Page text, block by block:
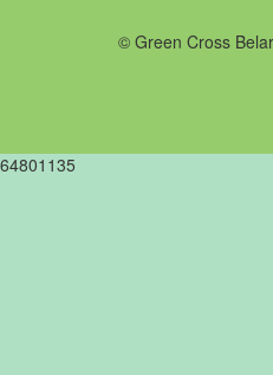
© Green Cross
64801135